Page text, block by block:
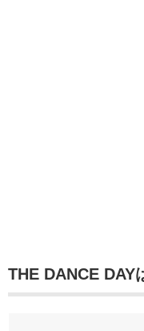
THE DANCE DAY